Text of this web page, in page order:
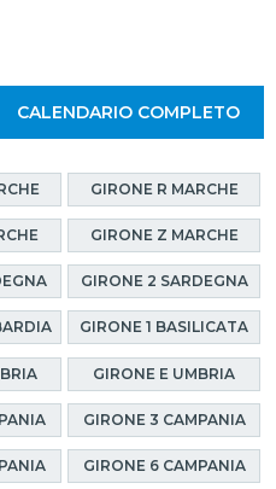
CALENDARIO COMPLETO
GIRONE R MARCHE
GIRONE Z MARCHE
GIRONE 2 SARDEGNA
GIRONE 1 BASILICATA
GIRONE E UMBRIA
GIRONE 3 CAMPANIA
GIRONE 6 CAMPANIA